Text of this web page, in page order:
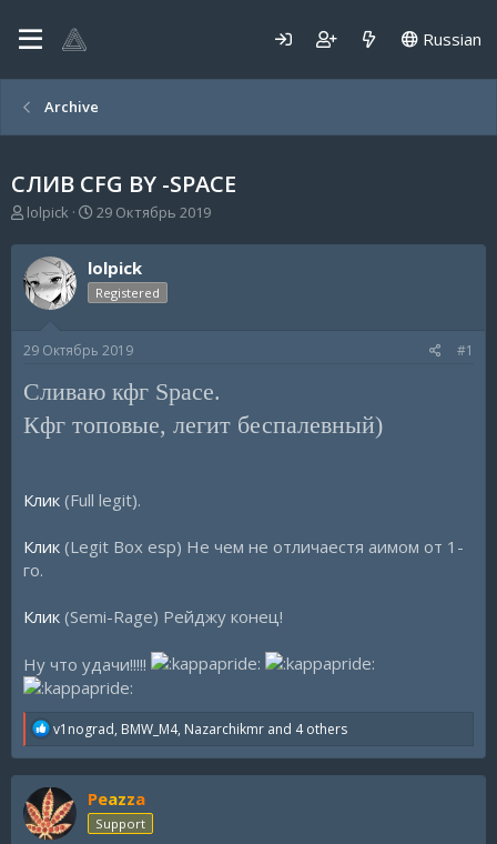
Russian
Archive
СЛИВ CFG BY -SPACE
А
т
о
р
т
м
lolpick
Д
т
а
н
а
а
29 Октябрь 2019
lolpick
Registered
29 Октябрь 2019 #1
Сливаю кфг Space.
Кфг топовые, легит беспалевный)
Клик (Full legit).
Клик (Legit Box esp) Не чем не отличаестя аимом от 1-
го.
Клик (Semi-Rage) Рейджу конец!
Ну что удачи!!!!!
R
a
c
t
i
o
v1nograd, BMW_M4, Nazarchikmr and 4 others
Peazza
Support